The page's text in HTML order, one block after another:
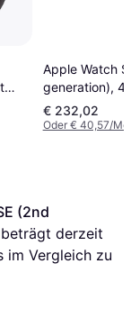
Apple Watch
generation),
GPS, Sport
Midnight
€ 232,02
Oder € 40,57/
(2nd